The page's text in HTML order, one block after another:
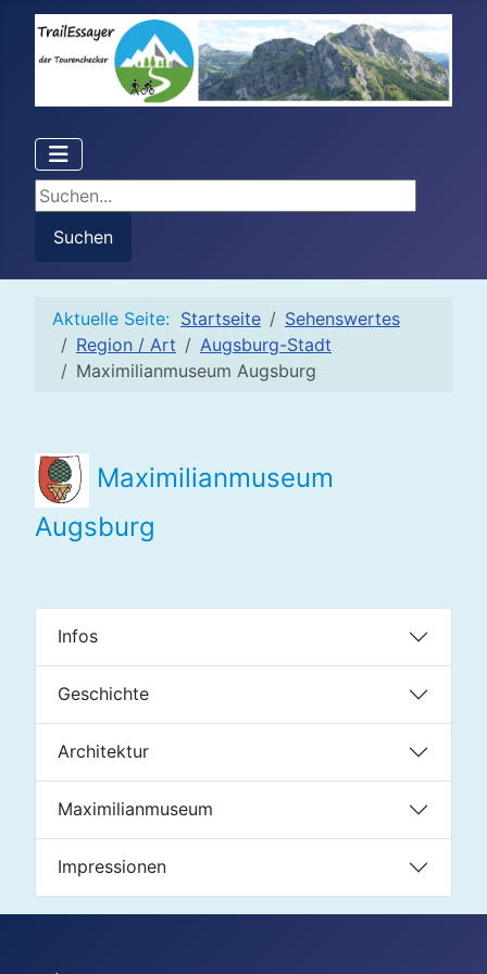
Suchen...
Suchen
Aktuelle Seite: Startseite
Sehenswertes
Region / Art
Augsburg-Stadt
Maximilianmuseum Augsburg
Maximilianmuseum
Augsburg
Infos
Geschichte
Architektur
Maximilianmuseum
Impressionen